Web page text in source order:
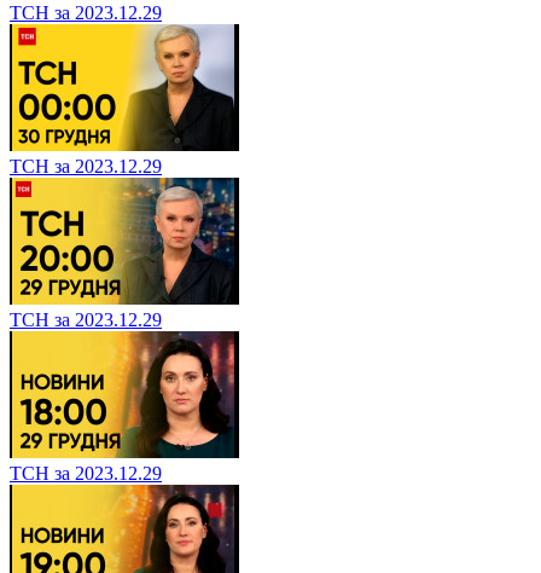
ТСН за 2023.12.29
ТСН за 2023.12.29
ТСН за 2023.12.29
ТСН за 2023.12.29